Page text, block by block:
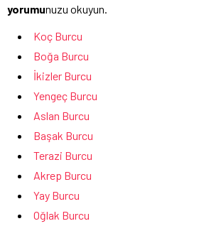
yorumunuzu okuyun.
Koç Burcu
Boğa Burcu
İkizler Burcu
Yengeç Burcu
Aslan Burcu
Başak Burcu
Terazi Burcu
Akrep Burcu
Yay Burcu
Oğlak Burcu